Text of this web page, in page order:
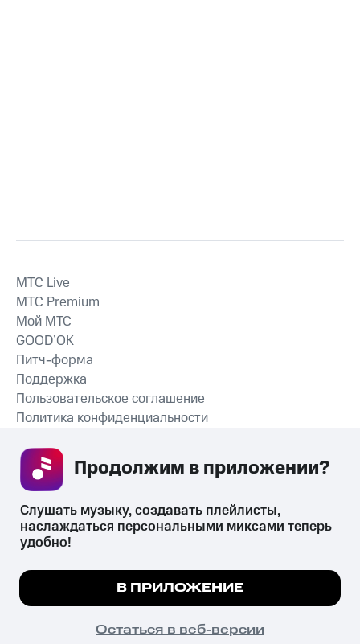
СКАЧАТЬ ПРИЛОЖЕНИЕ
MTС Live
MTС Premium
Мой МТС
GOOD’OK
Питч-форма
Поддержка
Пользовательское соглашение
Политика конфиденциальности
психотропных веществ, их аналогов причиняет вред здоровью,
их незаконный оборот запрещён и влечёт установленную
законодательством ответственность.
© 2026 ООО «КИОН».
Все права защищены
Мы используем куки, чтобы на сайте все
Подробнее
ПОНЯТНО
Слушать музыку, создавать плейлисты,
наслаждаться персональными миксами теперь
удобно!
В ПРИЛОЖЕНИЕ
Остаться в веб-версии